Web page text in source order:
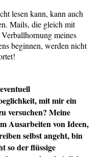
lesen kann, kann auch
Mails, die gleich mit
meines
beginnen, werden nicht
mit mir ein
versuchen? Meine
Ausarbeiten von Ideen,
selbst angeht, bin
so der flüssige